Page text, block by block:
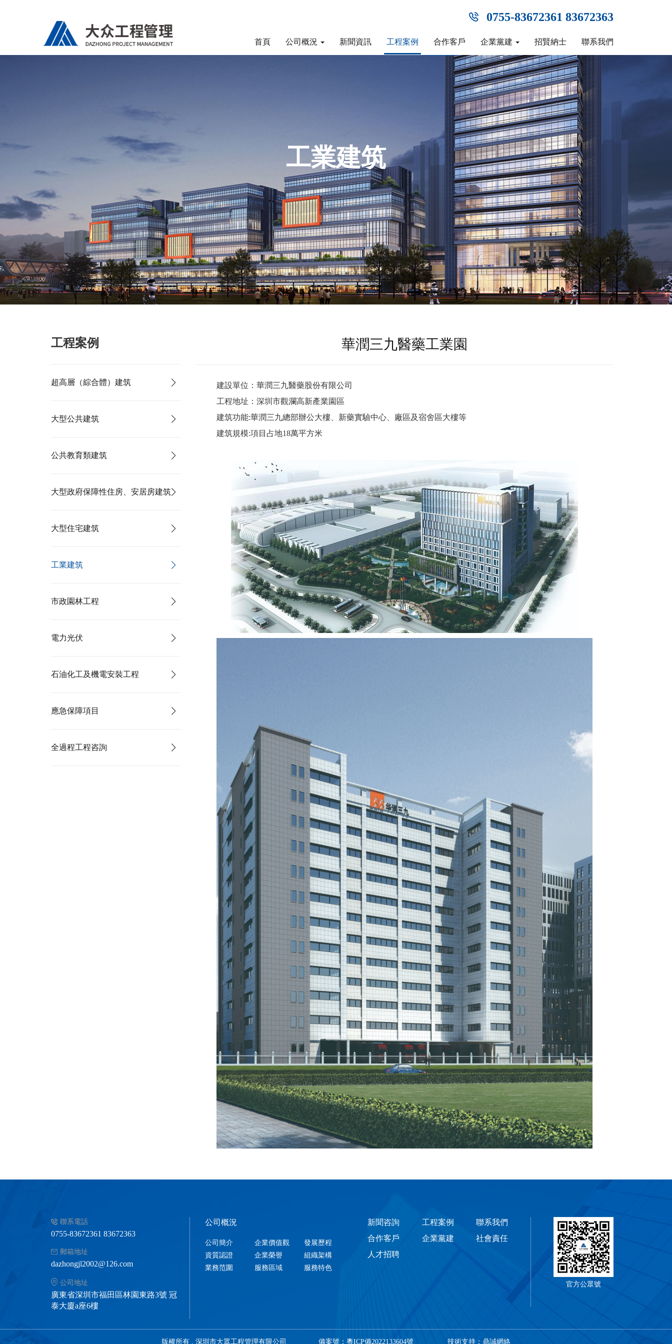
0755-83672361 83672363
首頁 公司概況 新聞資訊 工程案例 合作客戶 企業黨建 招賢納士 聯系我們
工業建筑
工程案例
超高層（綜合體）建筑
大型公共建筑
公共教育類建筑
大型政府保障性住房、安居房建筑
大型住宅建筑
工業建筑
市政園林工程
電力光伏
石油化工及機電安裝工程
應急保障項目
全過程工程咨詢
華潤三九醫藥工業園
建設單位：華潤三九醫藥股份有限公司
工程地址：深圳市觀瀾高新產業園區
建筑功能:華潤三九總部辦公大樓、新藥實驗中心、廠區及宿舍區大樓等
建筑規模:項目占地18萬平方米
聯系電話
0755-83672361 83672363
郵箱地址
dazhongjl2002@126.com
公司地址
廣東省深圳市福田區林園東路3號 冠
泰大廈a座6樓
公司概況
公司簡介 企業價值觀
發展歷程
資質認證
企業榮譽
組織架構
業務范圍
服務區域 服務特色
新聞咨詢
合作客戶
人才招聘
工程案例
企業黨建
聯系我們
社會責任
官方公眾號
版權所有 . 深圳市大眾工程管理有限公司 備案號：粵ICP備2022133604號 技術支持：鼎誠網絡